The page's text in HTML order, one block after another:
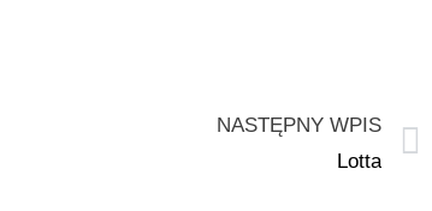
NASTĘPNY WPIS
Lotta